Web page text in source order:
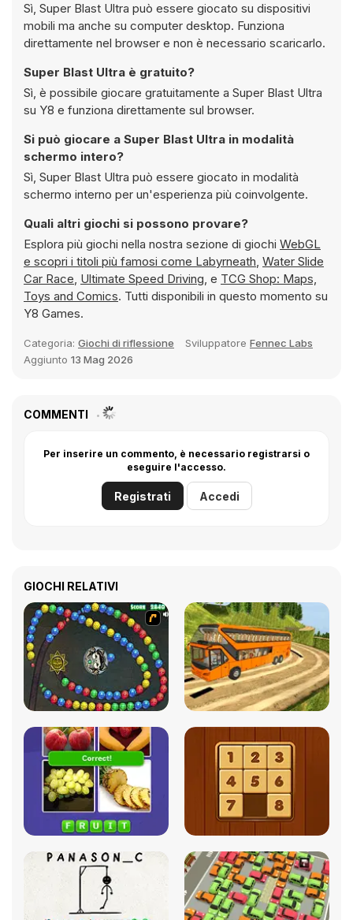
Sì, Super Blast Ultra può essere giocato su dispositivi
mobili ma anche su computer desktop. Funziona
direttamente nel browser e non è necessario scaricarlo.
Super Blast Ultra è gratuito?
Sì, è possibile giocare gratuitamente a Super Blast Ultra
su Y8 e funziona direttamente sul browser.
Si può giocare a Super Blast Ultra in modalità
schermo intero?
Sì, Super Blast Ultra può essere giocato in modalità
schermo interno per un'esperienza più coinvolgente.
Quali altri giochi si possono provare?
Esplora più giochi nella nostra sezione di giochi WebGL
e scopri i titoli più famosi come Labyrneath, Water Slide
Car Race, Ultimate Speed Driving, e TCG Shop: Maps,
Toys and Comics. Tutti disponibili in questo momento su
Y8 Games.
Categoria: Giochi di riflessione Sviluppatore Fennec Labs
Aggiunto 13 Mag 2026
COMMENTI
Per inserire un commento, è necessario registrarsi o
eseguire l'accesso.
Registrati Accedi
GIOCHI RELATIVI